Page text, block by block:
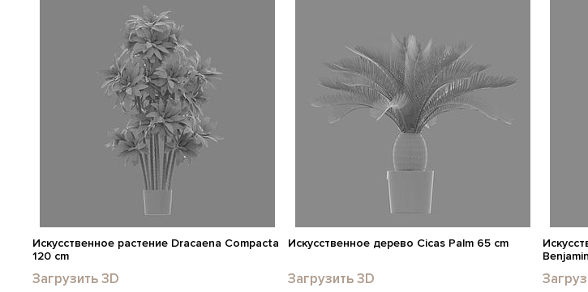
Искусственное растение Dracaena Compacta
120 cm
Загрузить 3D
Искусственное дерево Cicas Palm 65 cm
Загрузить 3D